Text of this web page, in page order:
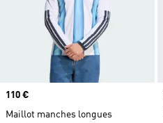
Prix
110 €
Maillot manches longues